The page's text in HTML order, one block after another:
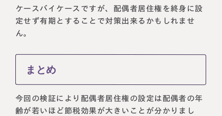
ケースバイケースですが、配偶者居住権を終身に設
定せず有期とすることで対策出来るかもしれませ
ん。
まとめ
今回の検証により配偶者居住権の設定は配偶者の年
齢が若いほど節税効果が大きいことが分かりまし